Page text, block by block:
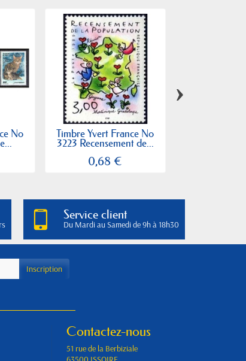
No Timbre Yvert France No
3223 Recensement de...
0,68 €
›
Service client
Du Mardi au Samedi de 9h à 18h30
Contactez-nous
51 rue de la Berbiziale